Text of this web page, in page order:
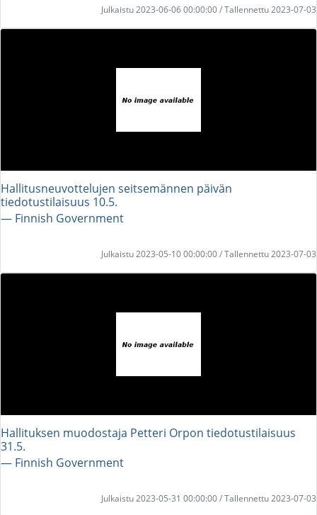
Julkaistu 2023-06-06 00:00:00 / Tallennettu 2023-07-03
Hallitusneuvottelujen seitsemännen päivän
tiedotustilaisuus 10.5.
― Finnish Government
Julkaistu 2023-05-10 00:00:00 / Tallennettu 2023-07-03
Hallituksen muodostaja Petteri Orpon tiedotustilaisuus
31.5.
― Finnish Government
Julkaistu 2023-05-31 00:00:00 / Tallennettu 2023-07-03